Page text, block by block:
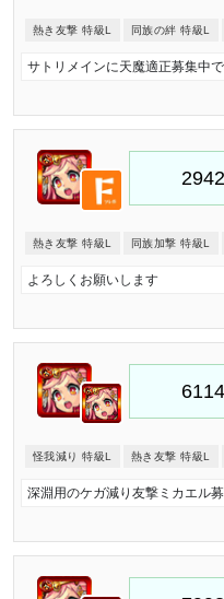
熱き友撃 特級L 同族の絆 特級L
サトリメインに天魔適正募集中
熱き友撃 特級L 同族加撃 特級L
よろしくお願いします
怪我減り 特級L 熱き友撃 特級L
深淵用のケガ減り友撃ミカエル